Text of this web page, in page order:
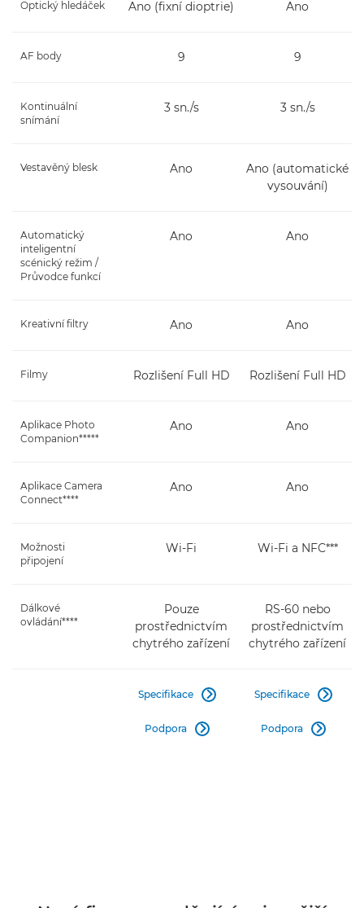
Optický hledáček Ano (fixní dioptrie) Ano
AF body 9 9
Kontinuální
snímání
3 sn./s 3 sn./s
Vestavěný blesk Ano
Ano (automatické
vysouvání)
Automatický
inteligentní
scénický režim /
Průvodce funkcí
Ano Ano
Kreativní filtry Ano Ano
Filmy Rozlišení Full HD Rozlišení Full HD
Aplikace Photo
Companion*****
Ano Ano
Aplikace Camera
Connect****
Ano Ano
Možnosti
připojení
Wi-Fi Wi-Fi a NFC***
Dálkové
ovládání****
Pouze
prostřednictvím
chytrého zařízení
RS-60 nebo
prostřednictvím
chytrého zařízení
Specifikace 
Podpora 
Specifikace 
Podpora 